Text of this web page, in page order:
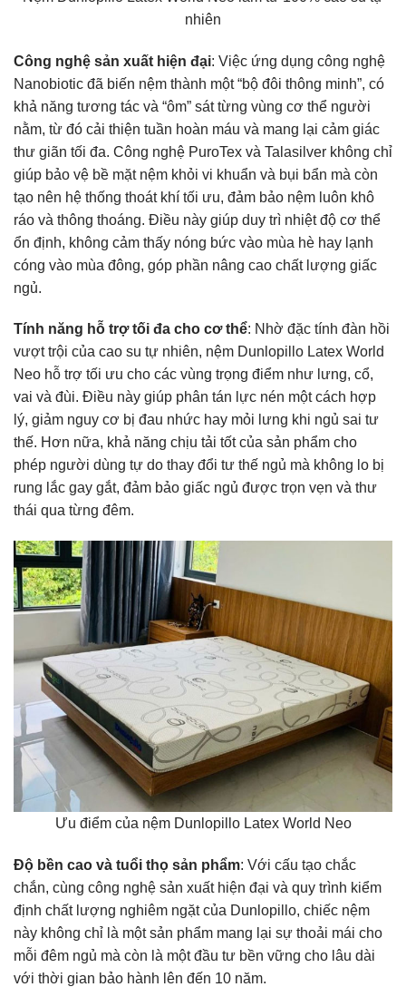
nhiên
Công nghệ sản xuất hiện đại: Việc ứng dụng công nghệ
Nanobiotic đã biến nệm thành một “bộ đôi thông minh”, có
khả năng tương tác và “ôm” sát từng vùng cơ thể người
nằm, từ đó cải thiện tuần hoàn máu và mang lại cảm giác
thư giãn tối đa. Công nghệ PuroTex và Talasilver không chỉ
giúp bảo vệ bề mặt nệm khỏi vi khuẩn và bụi bẩn mà còn
tạo nên hệ thống thoát khí tối ưu, đảm bảo nệm luôn khô
ráo và thông thoáng. Điều này giúp duy trì nhiệt độ cơ thể
ổn định, không cảm thấy nóng bức vào mùa hè hay lạnh
cóng vào mùa đông, góp phần nâng cao chất lượng giấc
ngủ.
Tính năng hỗ trợ tối đa cho cơ thể: Nhờ đặc tính đàn hồi
vượt trội của cao su tự nhiên, nệm Dunlopillo Latex World
Neo hỗ trợ tối ưu cho các vùng trọng điểm như lưng, cổ,
vai và đùi. Điều này giúp phân tán lực nén một cách hợp
lý, giảm nguy cơ bị đau nhức hay mỏi lưng khi ngủ sai tư
thế. Hơn nữa, khả năng chịu tải tốt của sản phẩm cho
phép người dùng tự do thay đổi tư thế ngủ mà không lo bị
rung lắc gay gắt, đảm bảo giấc ngủ được trọn vẹn và thư
thái qua từng đêm.
Ưu điểm của nệm Dunlopillo Latex World Neo
Độ bền cao và tuổi thọ sản phẩm: Với cấu tạo chắc
chắn, cùng công nghệ sản xuất hiện đại và quy trình kiểm
định chất lượng nghiêm ngặt của Dunlopillo, chiếc nệm
này không chỉ là một sản phẩm mang lại sự thoải mái cho
mỗi đêm ngủ mà còn là một đầu tư bền vững cho lâu dài
với thời gian bảo hành lên đến 10 năm.